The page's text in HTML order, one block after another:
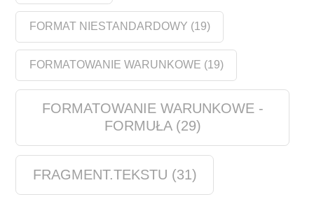
FORMAT NIESTANDARDOWY (19)
FORMATOWANIE WARUNKOWE (19)
FORMATOWANIE WARUNKOWE -
FORMUŁA(29)
FRAGMENT.TEKSTU (31)